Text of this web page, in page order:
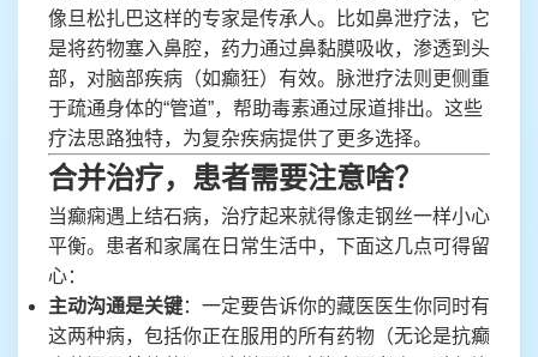
像旦松扎巴这样的专家是传承人。比如鼻泄疗法，它
是将药物塞入鼻腔，药力通过鼻黏膜吸收，渗透到头
部，对脑部疾病（如癫狂）有效。脉泄疗法则更侧重
于疏通身体的“管道”，帮助毒素通过尿道排出。这些
疗法思路独特，为复杂疾病提供了更多选择。
合并治疗，患者需要注意啥？
当癫痫遇上结石病，治疗起来就得像走钢丝一样小心
平衡。患者和家属在日常生活中，下面这几点可得留
心：
主动沟通是关键：一定要告诉你的藏医医生你同时有
这两种病，包括你正在服用的所有药物（无论是抗癫